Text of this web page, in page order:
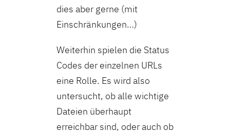
dies aber gerne (mit
Einschränkungen…)
Weiterhin spielen die Status
Codes der einzelnen URLs
eine Rolle. Es wird also
untersucht, ob alle wichtige
Dateien überhaupt
erreichbar sind, oder auch ob